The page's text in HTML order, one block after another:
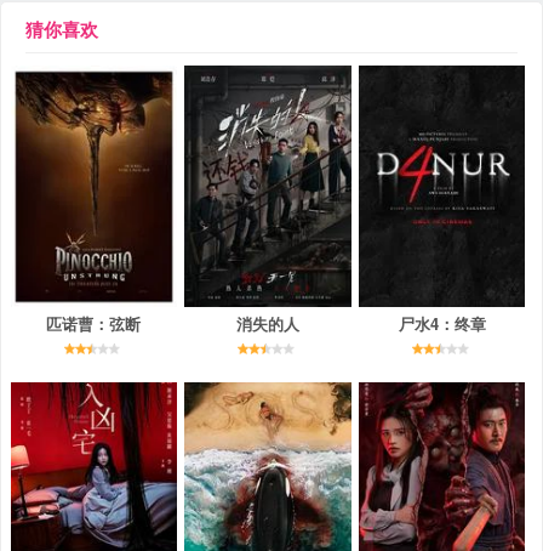
猜你喜欢
匹诺曹：弦断 消失的人 尸水4：终章